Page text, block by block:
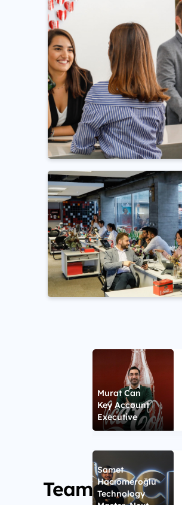
Team
Murat Can
Key Account
Executive
Samet
Hacıömeroğlu
Technology